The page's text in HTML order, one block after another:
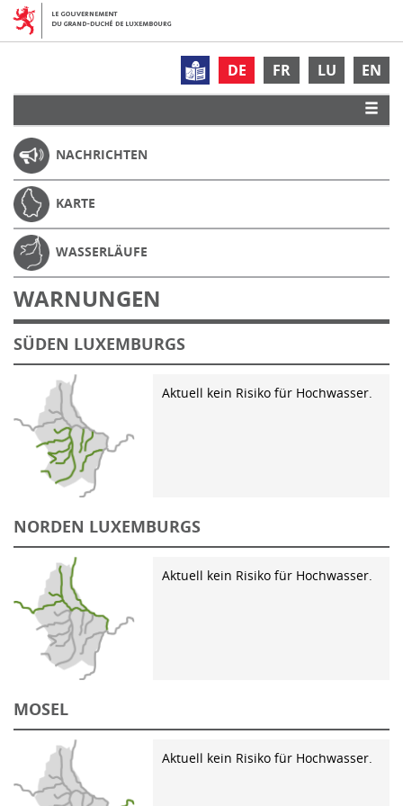
DE FR LU EN
NACHRICHTEN
KARTE
WASSERLÄUFE
WARNUNGEN
SÜDEN LUXEMBURGS
Aktuell kein Risiko für Hochwasser.
NORDEN LUXEMBURGS
Aktuell kein Risiko für Hochwasser.
MOSEL
Aktuell kein Risiko für Hochwasser.